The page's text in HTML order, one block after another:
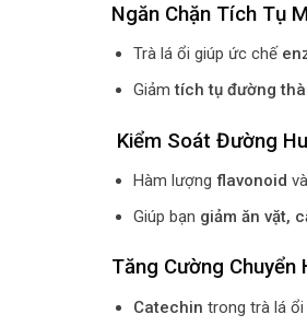
Ngăn Chặn Tích Tụ
Trà lá ổi giúp ức chế
Giảmtích tụ đường
Kiểm Soát Đường
Hàm lượng flavonoid
Giúp bạn giảm ăn vặt,
Tăng Cường Chuyển
Catechin trong trà lá